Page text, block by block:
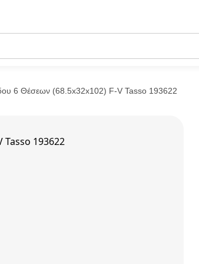
6 Θέσεων (68.5x32x102) F-V Tasso 193622